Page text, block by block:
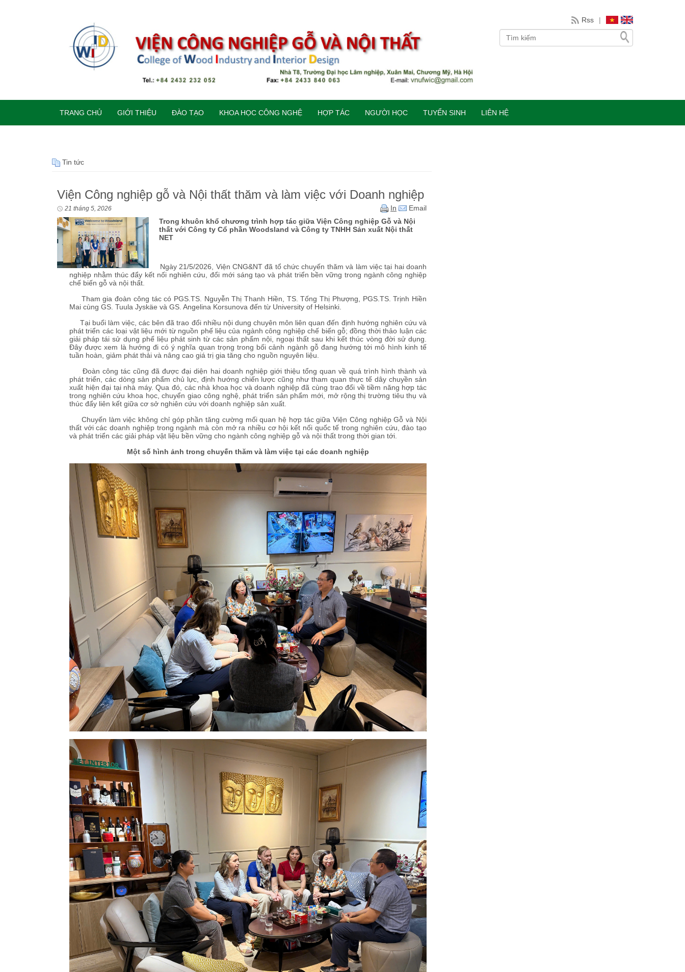
Rss |
TRANG CHỦ GIỚI THIỆU ĐÀO TẠO KHOA HỌC CÔNG NGHỆ HỢP TÁC NGƯỜI HỌC TUYỂN SINH LIÊN HỆ
Tin tức
Viện Công nghiệp gỗ và Nội thất thăm và làm việc với Doanh nghiệp
21 tháng 5, 2026 In
Email
Trong khuôn khổ chương trình hợp tác giữa Viện Công nghiệp Gỗ và Nội
thất với Công ty Cổ phần Woodsland và Công ty TNHH Sản xuất Nội thất
NET
Ngày 21/5/2026, Viện CNG&NT đã tổ chức chuyến thăm và làm việc tại hai doanh
nghiệp nhằm thúc đẩy kết nối nghiên cứu, đổi mới sáng tạo và phát triển bền vững trong ngành công nghiệp
chế biến gỗ và nội thất.
Tham gia đoàn công tác có PGS.TS. Nguyễn Thị Thanh Hiền, TS. Tống Thị Phượng, PGS.TS. Trịnh Hiền
Mai cùng GS. Tuula Jyskäe và GS. Angelina Korsunova đến từ University of Helsinki.
Tại buổi làm việc, các bên đã trao đổi nhiều nội dung chuyên môn liên quan đến định hướng nghiên cứu và
phát triển các loại vật liệu mới từ nguồn phế liệu của ngành công nghiệp chế biến gỗ; đồng thời thảo luận các
giải pháp tái sử dụng phế liệu phát sinh từ các sản phẩm nội, ngoại thất sau khi kết thúc vòng đời sử dụng.
Đây được xem là hướng đi có ý nghĩa quan trọng trong bối cảnh ngành gỗ đang hướng tới mô hình kinh tế
tuần hoàn, giảm phát thải và nâng cao giá trị gia tăng cho nguồn nguyên liệu.
Đoàn công tác cũng đã được đại diện hai doanh nghiệp giới thiệu tổng quan về quá trình hình thành và
phát triển, các dòng sản phẩm chủ lực, định hướng chiến lược cũng như tham quan thực tế dây chuyền sản
xuất hiện đại tại nhà máy. Qua đó, các nhà khoa học và doanh nghiệp đã cùng trao đổi về tiềm năng hợp tác
trong nghiên cứu khoa học, chuyển giao công nghệ, phát triển sản phẩm mới, mở rộng thị trường tiêu thụ và
thúc đẩy liên kết giữa cơ sở nghiên cứu với doanh nghiệp sản xuất.
Chuyến làm việc không chỉ góp phần tăng cường mối quan hệ hợp tác giữa Viện Công nghiệp Gỗ và Nội
thất với các doanh nghiệp trong ngành mà còn mở ra nhiều cơ hội kết nối quốc tế trong nghiên cứu, đào tạo
và phát triển các giải pháp vật liệu bền vững cho ngành công nghiệp gỗ và nội thất trong thời gian tới.
Một số hình ảnh trong chuyến thăm và làm việc tại các doanh nghiệp